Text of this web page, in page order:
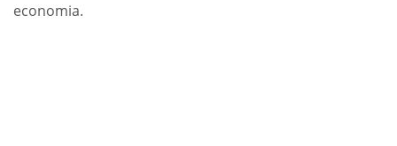
economia.